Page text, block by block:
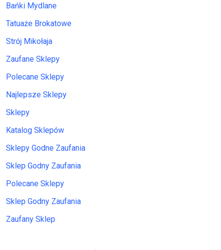
Bańki Mydlane
Tatuaże Brokatowe
Strój Mikołaja
Zaufane Sklepy
Polecane Sklepy
Najlepsze Sklepy
Sklepy
Katalog Sklepów
Sklepy Godne Zaufania
Sklep Godny Zaufania
Polecane Sklepy
Sklep Godny Zaufania
Zaufany Sklep